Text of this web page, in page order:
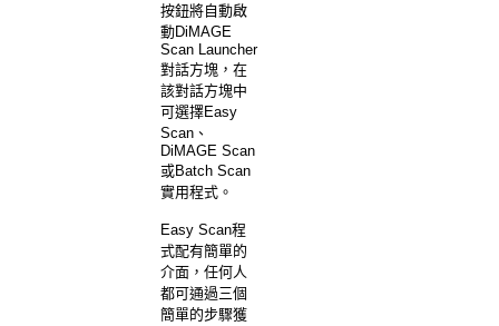
按鈕將自動啟
動DiMAGE
Scan Launcher
對話方塊，在
該對話方塊中
可選擇Easy
Scan、
DiMAGE Scan
或Batch Scan
實用程式。
Easy Scan程
式配有簡單的
介面，任何人
都可通過三個
簡單的步驟獲